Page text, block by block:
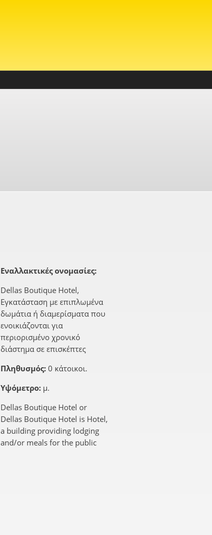
Εναλλακτικές ονομασίες:
Dellas Boutique Hotel,
Εγκατάσταση με επιπλωμένα
δωμάτια ή διαμερίσματα που
ενοικιάζονται για
περιορισμένο χρονικό
διάστημα σε επισκέπτες
Πληθυσμός: 0 κάτοικοι.
Υψόμετρο: μ.
Dellas Boutique Hotel or
Dellas Boutique Hotel is Hotel,
a building providing lodging
and/or meals for the public